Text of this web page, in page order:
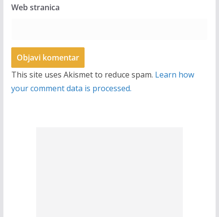
Web stranica
This site uses Akismet to reduce spam. Learn how
your comment data is processed.